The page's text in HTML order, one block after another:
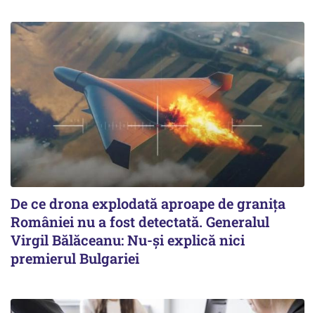
De ce drona explodată aproape de granița
României nu a fost detectată. Generalul
Virgil Bălăceanu: Nu-și explică nici
premierul Bulgariei